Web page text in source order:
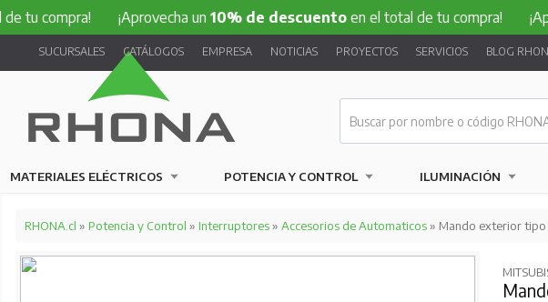
¡Aprovecha un10% de descuentoen el total de tu compra!
SUCURSALES CATÁLOGOS EMPRESA NOTICIAS PROYECTOS SERVICIOS BLOG
MATERIALES ELÉCTRICOS POTENCIA Y CONTROL ILUMINACIÓN
RHONA.cl » Potencia y Control » Interruptores» Accesorios de Automaticos» Mando exterior tipo